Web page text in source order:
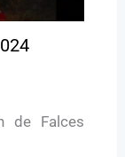
de Falces